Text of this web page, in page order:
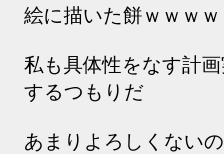
絵に描いた餅ｗｗｗｗ
私も具体性をなす計
するつもりだ
あまりよろしくない